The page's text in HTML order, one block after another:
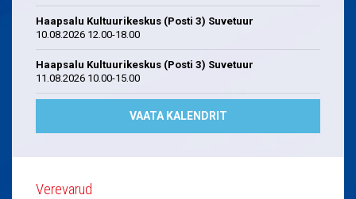
Haapsalu Kultuurikeskus (Posti 3) Suvetuur
10.08.2026 12.00-18.00
Haapsalu Kultuurikeskus (Posti 3) Suvetuur
11.08.2026 10.00-15.00
VAATA KALENDRIT
Verevarud